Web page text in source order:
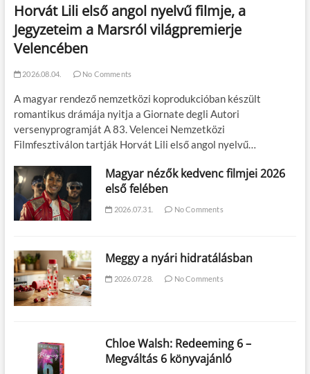
Horvát Lili első angol nyelvű filmje, a
Jegyzeteim a Marsról világpremierje
Velencében
2026.08.04. No Comments
A magyar rendező nemzetközi koprodukcióban készült
romantikus drámája nyitja a Giornate degli Autori
versenyprogramját A 83. Velencei Nemzetközi
Filmfesztiválon tartják Horvát Lili első angol nyelvű…
Magyar nézők kedvenc filmjei 2026
első felében
2026.07.31. No Comments
Meggy a nyári hidratálásban
2026.07.28. No Comments
Chloe Walsh: Redeeming 6 –
Megváltás 6 könyvajánló